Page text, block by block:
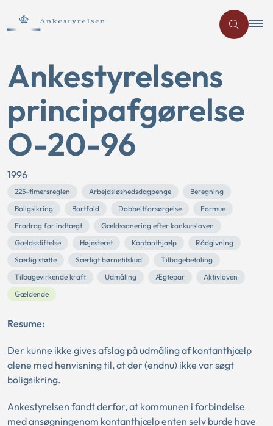
Ankestyrelsens
principafgørelse
O-20-96
1996
225-timersreglen Arbejdsløshedsdagpenge
Beregning
Boligsikring
Bortfald Dobbeltforsørgelse
Formue
Fradrag for indtægt
Gældssanering efter konkursloven
Gældsstiftelse
Højesteret Kontanthjælp
Rådgivning
Særlig støtte
Særligt børnetilskud
Tilbagebetaling
Tilbagevirkende kraft
Udmåling Ægtepar
Aktivloven
Gældende
Resume:
Der kunne ikke gives afslag på udmåling af kontanthjælp
alene med henvisning til, at der (endnu) ikke var søgt
boligsikring.
Ankestyrelsen fandt derfor, at kommunen i forbindelse
med ansøgningenom kontanthjælp enten selv burde have